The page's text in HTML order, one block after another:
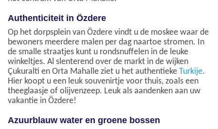
Authenticiteit in Özdere
Op het dorpsplein van Özdere vindt u de moskee waar de
bewoners meerdere malen per dag naartoe stromen. In
de smalle straatjes kunt u rondsnuffelen in de leuke
winkeltjes. Al slenterend over de markt in de wijken
Çukuralti en Orta Mahalle ziet u het authentieke Turkije.
Hier koopt u een leuk souvenirtje voor thuis, zoals een
theeglaasje of olijvenzeep. Leuk als aandenken aan uw
vakantie in Özdere!
Azuurblauw water en groene bossen